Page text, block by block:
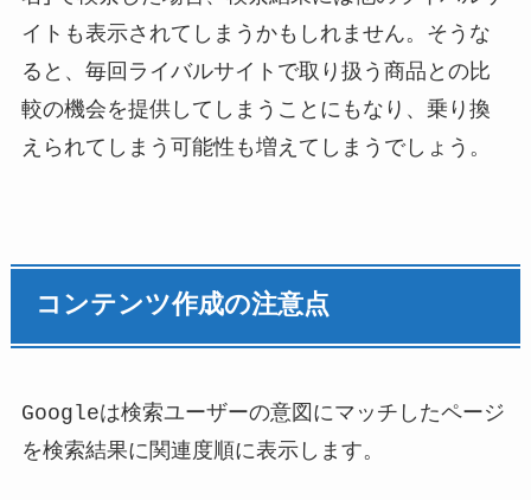
イトも表示されてしまうかもしれません。そうな
ると、毎回ライバルサイトで取り扱う商品との比
較の機会を提供してしまうことにもなり、乗り換
えられてしまう可能性も増えてしまうでしょう。
コンテンツ作成の注意点
Googleは検索ユーザーの意図にマッチしたページ
を検索結果に関連度順に表示します。